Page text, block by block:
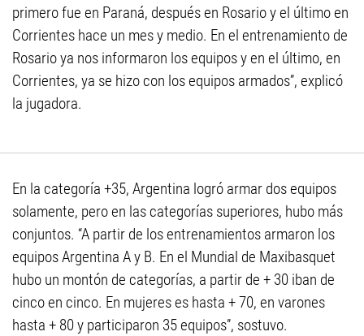
primero fue en Paraná, después en Rosario y el último en
Corrientes hace un mes y medio. En el entrenamiento de
Rosario ya nos informaron los equipos y en el último, en
Corrientes, ya se hizo con los equipos armados”, explicó
la jugadora.
En la categoría +35, Argentina logró armar dos equipos
solamente, pero en las categorías superiores, hubo más
conjuntos. “A partir de los entrenamientos armaron los
equipos Argentina A y B. En el Mundial de Maxibasquet
hubo un montón de categorías, a partir de + 30 iban de
cinco en cinco. En mujeres es hasta + 70, en varones
hasta + 80 y participaron 35 equipos”, sostuvo.